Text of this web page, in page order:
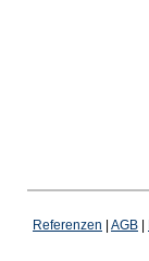
Referenzen AGB